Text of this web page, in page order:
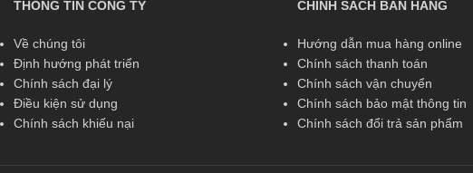
THÔNG TIN CÔNG TY
Về chúng tôi
Định hướng phát triển
Chính sách đại lý
Điều kiện sử dụng
Chính sách khiếu nại
CHÍNH SÁCH BÁN HÀNG
Hướng dẫn mua hàng online
Chính sách thanh toán
Chính sách vận chuyển
Chính sách bảo mật thông tin
Chính sách đổi trả sản phẩm